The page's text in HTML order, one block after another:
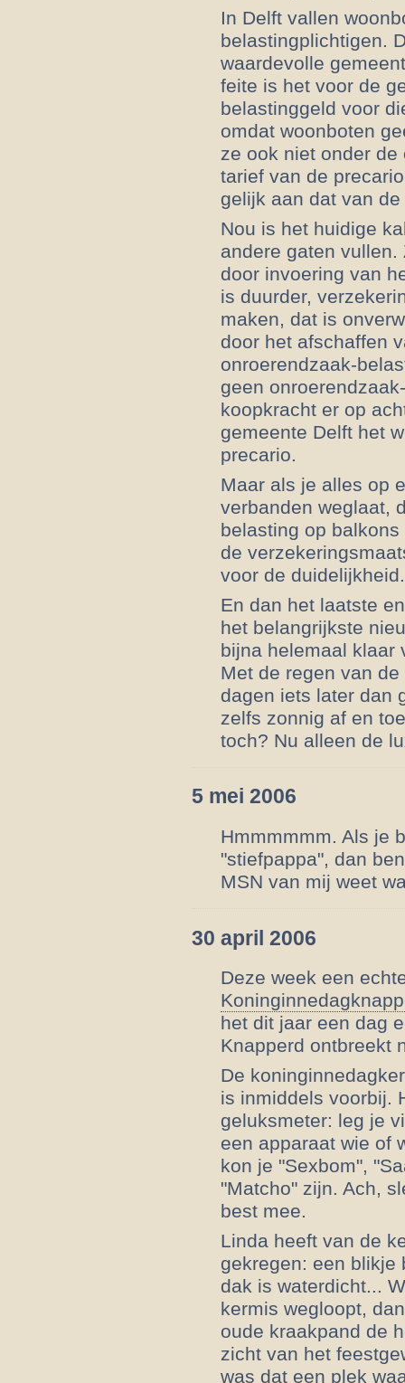
In Delft vallen
belastingplichtigen.
waardevolle
feite is het voor de
belastinggeld voor
omdat woonboten
ze ook niet onder
tarief van de
gelijk aan dat van
Nou is het huidige
andere gaten
door invoering van
is duurder,
maken, dat is
door het afschaffen
onroerendzaak-
geen
koopkracht er op
gemeente Delft het
precario.
Maar als je alles op
verbanden weglaat,
belasting op
de
voor de duidelijkheid.
En dan het laatste
het belangrijkste
bijna helemaal klaar
Met de regen van
dagen iets later dan
zelfs zonnig af en
toch? Nu alleen de
5 mei 2006
Hmmmmmm. Als je
"stiefpappa", dan
MSN van mij weet
30 april 2006
Deze week een
het dit jaar een dag
Knapperd ontbreekt
De
is inmiddels voorbij.
geluksmeter: leg je
een apparaat wie of
kon je "Sexbom",
"Matcho" zijn. Ach,
best mee.
Linda heeft van de
gekregen: een blikje
dak is waterdicht...
kermis wegloopt,
oude kraakpand de
zicht van het
was dat een plek